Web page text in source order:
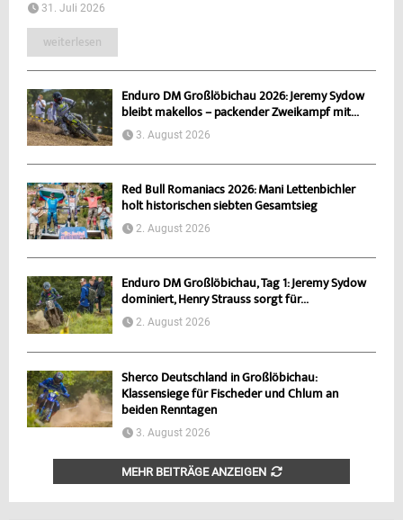
31. Juli 2026
weiterlesen
Enduro DM Großlöbichau 2026: Jeremy Sydow
bleibt makellos – packender Zweikampf mit...
3. August 2026
Red Bull Romaniacs 2026: Mani Lettenbichler
holt historischen siebten Gesamtsieg
2. August 2026
Enduro DM Großlöbichau, Tag 1: Jeremy Sydow
dominiert, Henry Strauss sorgt für...
2. August 2026
Sherco Deutschland in Großlöbichau:
Klassensiege für Fischeder und Chlum an
beiden Renntagen
3. August 2026
MEHR BEITRÄGE ANZEIGEN